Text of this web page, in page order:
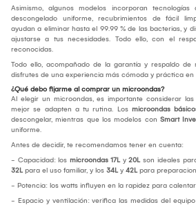
Asimismo, algunos modelos incorporan
descongelado uniforme, recubrimientos de fácil
ayudan a eliminar hasta el 99.99 % de las bacterias, y
ajustarse a tus necesidades. Todo ello, con el
reconocidas.
Todo ello, acompañado de la garantía y respaldo
disfrutes de una experiencia más cómoda y práctica en
¿Qué debo fijarme al comprar un microondas?
Al elegir un microondas, es importante considerar
mejor se adapten a tu rutina. Los microondas
descongelar, mientras que los modelos con Smart
uniforme.
Antes de decidir, te recomendamos tener en cuenta:
- Capacidad: los microondas 17Ly 20Lson ideales
32Lpara el uso familiar, y los 34Ly 42Lpara
- Potencia: los watts influyen en la rapidez para
- Espacio y ventilación: verifica las medidas del